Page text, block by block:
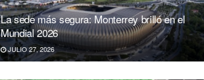
La sede más segura: Monterrey brilló en el
Mundial 2026
JULIO 27, 2026